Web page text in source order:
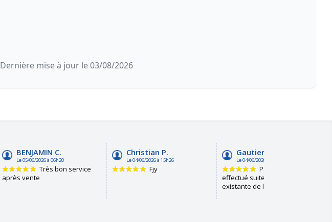
Dernière mise à jour le 03/08/2026